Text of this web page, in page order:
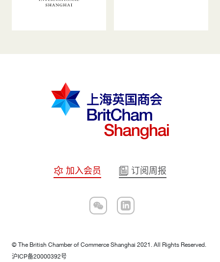
加入会员 订阅周报
© The British Chamber of Commerce Shanghai 2021. All Rights Reserved.
沪ICP备20000392号